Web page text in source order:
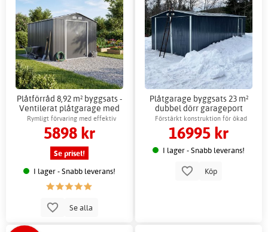
Plåtförråd 8,92 m² byggsats -
Ventilerat plåtgarage med
skjutdörrar
Rymligt förvaring med effektiv
luftcirkulation
5898 kr
Se priset!
I lager - Snabb leverans!
Se alla
Plåtgarage byggsats 23 m²
dubbel dörr garageport
premium
Förstärkt konstruktion för ökad
hållfasthet
16995 kr
I lager - Snabb leverans!
Köp